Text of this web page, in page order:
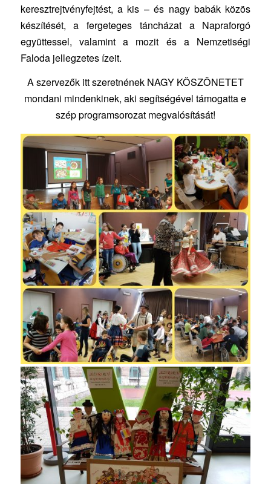
keresztrejtvényfejtést, a kis – és nagy babák közös
készítését, a fergeteges táncházat a Napraforgó
együttessel, valamint a mozit és a Nemzetiségi
Faloda jellegzetes ízeit.
A szervezők itt szeretnének NAGY KÖSZÖNETET
mondani mindenkinek, aki segítségével támogatta e
szép programsorozat megvalósítását!